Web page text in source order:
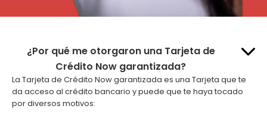
¿Por qué me otorgaron una Tarjeta de
Crédito Now garantizada?
hola
La Tarjeta de Crédito Now garantizada es una Tarjeta que te
da acceso al crédito bancario y puede que te haya tocado
por diversos motivos: